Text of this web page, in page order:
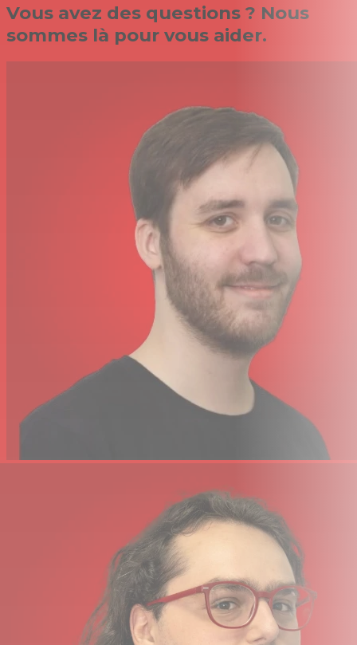
Vous avez des questions ? Nous
sommes là pour vous aider.